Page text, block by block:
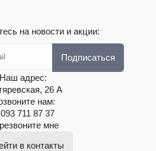
на новости и акции:
Подписаться
Наш адрес:
26 А
нам:
093 711 87 37
мне
в контакты